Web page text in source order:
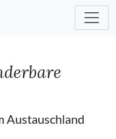
Austauschland